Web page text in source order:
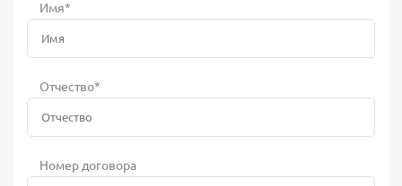
Имя*
Отчество*
Номер договора